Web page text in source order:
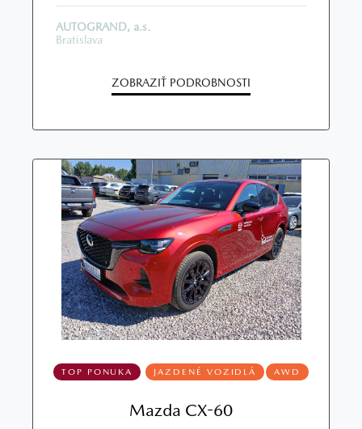
AUTOGRAND, a.s.
Bratislava
ZOBRAZIŤ PODROBNOSTI
TOP PONUKA JAZDENÉ VOZIDLÁ AWD
Mazda CX-60